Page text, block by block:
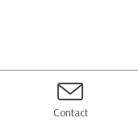
Contact